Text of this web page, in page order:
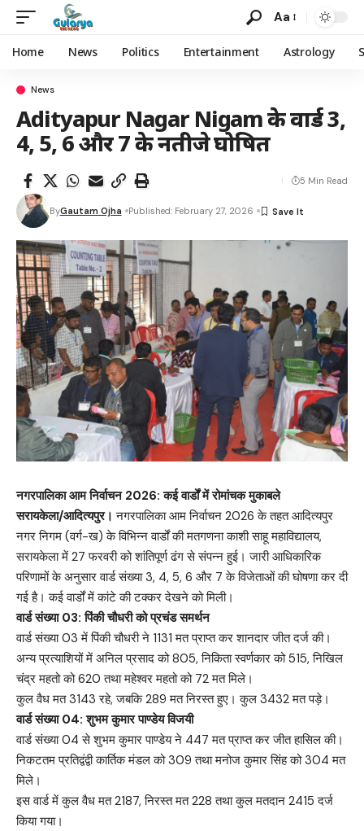
Aa
Home News Politics Entertainment Astrology
News
Adityapur Nagar Nigam के वार्ड 3,
4, 5, 6 और 7 के नतीजे घोषित
ByGautam Ojha Published: February 27, 2026
5 Min Read
नगरपालिका आम निर्वाचन 2026: कई वार्डों में रोमांचक मुकाबले
सरायकेला/आदित्यपुर। नगरपालिका आम निर्वाचन 2026 के तहत आदित्यपुर
नगर निगम (वर्ग-ख) के विभिन्न वार्डों की मतगणना काशी साहू महाविद्यालय,
सरायकेला में 27 फरवरी को शांतिपूर्ण ढंग से संपन्न हुई। जारी आधिकारिक
परिणामों के अनुसार वार्ड संख्या 3, 4, 5, 6 और 7 के विजेताओं की घोषणा कर दी
गई है। कई वार्डों में कांटे की टक्कर देखने को मिली।
वार्ड संख्या 03: पिंकी चौधरी को प्रचंड समर्थन
वार्ड संख्या 03 में पिंकी चौधरी ने 1131 मत प्राप्त कर शानदार जीत दर्ज की।
अन्य प्रत्याशियों में अनिल प्रसाद को 805, निकिता स्वर्णकार को 515, निखिल
चंद्र महतो को 620 तथा महेश्वर महतो को 72 मत मिले।
कुल वैध मत 3143 रहे, जबकि 289 मत निरस्त हुए। कुल 3432 मत पड़े।
वार्ड संख्या 04: शुभम कुमार पाण्डेय विजयी
वार्ड संख्या 04 से शुभम कुमार पाण्डेय ने 447 मत प्राप्त कर जीत हासिल की।
निकटतम प्रतिद्वंद्वी कार्तिक मंडल को 309 तथा मनोज कुमार सिंह को 304 मत
मिले।
इस वार्ड में कुल वैध मत 2187, निरस्त मत 228 तथा कुल मतदान 2415 दर्ज
किया गया।